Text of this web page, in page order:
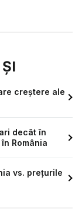
creștere ale
decât în
România
vs. prețurile